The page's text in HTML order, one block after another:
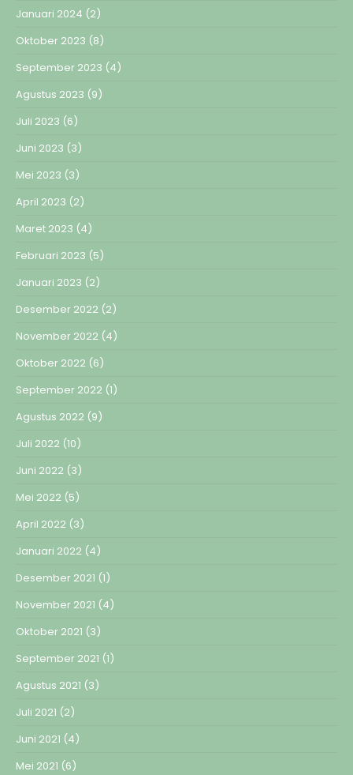
Januari 2024 (2)
Oktober 2023 (8)
September 2023 (4)
Agustus 2023 (9)
Juli 2023 (6)
Juni 2023 (3)
Mei 2023 (3)
April 2023 (2)
Maret 2023 (4)
Februari 2023 (5)
Januari 2023 (2)
Desember 2022 (2)
November 2022 (4)
Oktober 2022 (6)
September 2022 (1)
Agustus 2022 (9)
Juli 2022 (10)
Juni 2022 (3)
Mei 2022 (5)
April 2022 (3)
Januari 2022 (4)
Desember 2021 (1)
November 2021 (4)
Oktober 2021 (3)
September 2021 (1)
Agustus 2021 (3)
Juli 2021 (2)
Juni 2021 (4)
Mei 2021 (6)